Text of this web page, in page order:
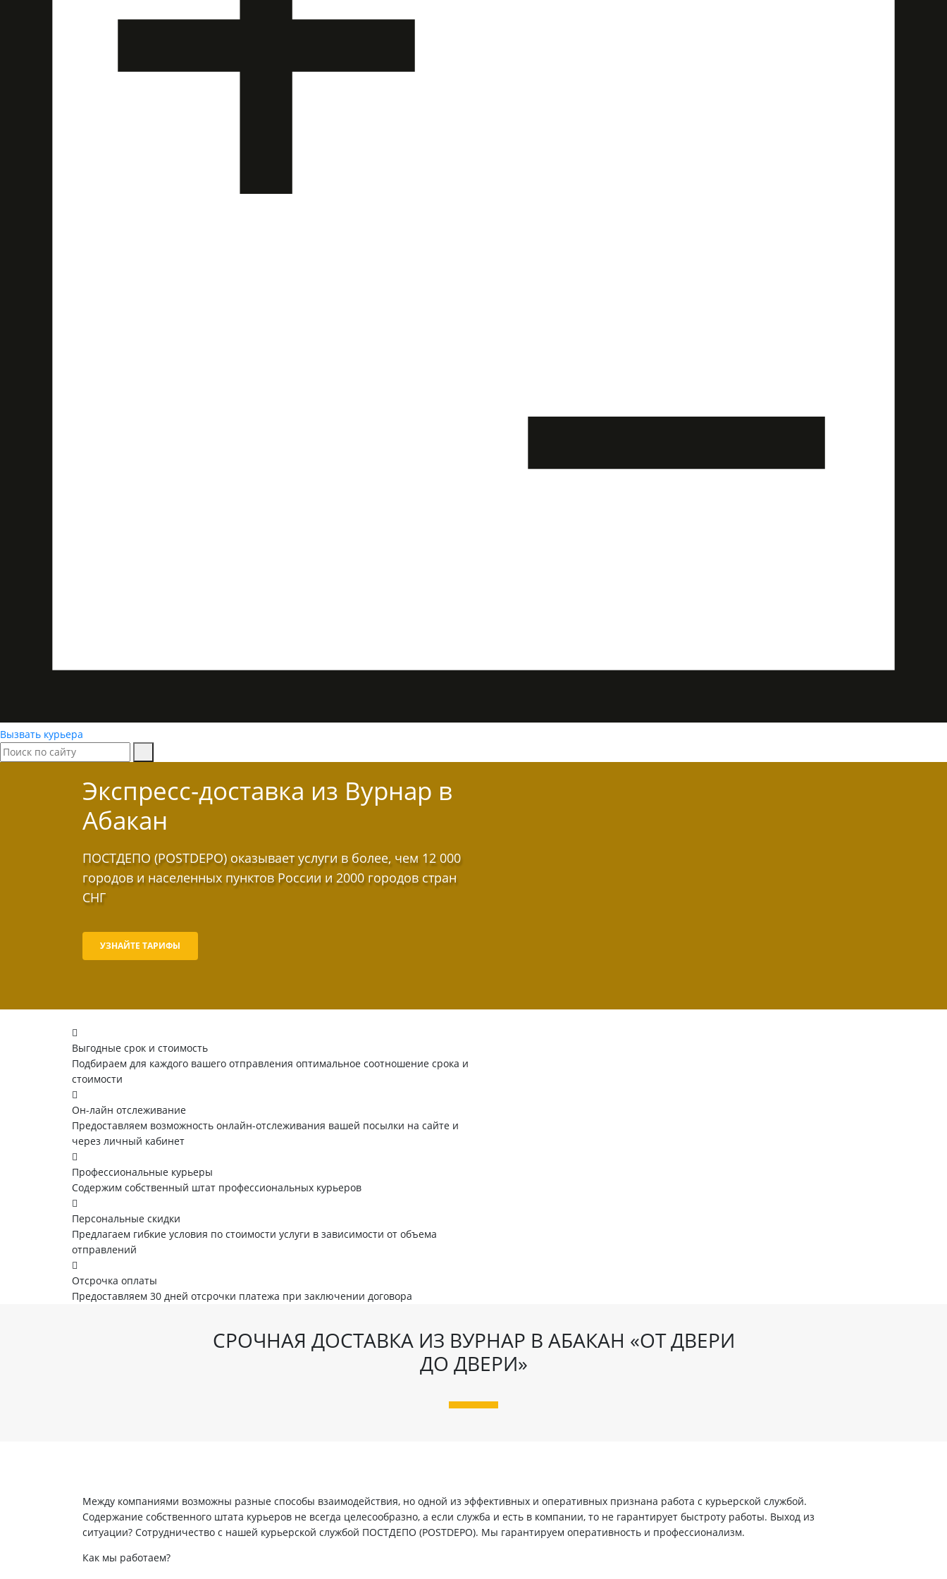
Вызвать курьера
Экспресс-доставка из Вурнар в
Абакан
ПОСТДЕПО (POSTDEPO) оказывает услуги в более, чем 12 000
городов и населенных пунктов России и 2000 городов стран
СНГ
УЗНАЙТЕ ТАРИФЫ
Выгодные срок и стоимость
Подбираем для каждого вашего отправления оптимальное соотношение срока и
стоимости
Он-лайн отслеживание
Предоставляем возможность онлайн-отслеживания вашей посылки на сайте и
через личный кабинет
Профессиональные курьеры
Содержим собственный штат профессиональных курьеров
Персональные скидки
Предлагаем гибкие условия по стоимости услуги в зависимости от объема
отправлений
Отсрочка оплаты
Предоставляем 30 дней отсрочки платежа при заключении договора
СРОЧНАЯ ДОСТАВКА ИЗ ВУРНАР В АБАКАН «ОТ ДВЕРИ
ДО ДВЕРИ»
Между компаниями возможны разные способы взаимодействия, но одной из эффективных и оперативных признана работа с курьерской службой.
Содержание собственного штата курьеров не всегда целесообразно, а если служба и есть в компании, то не гарантирует быстроту работы. Выход из
ситуации? Сотрудничество с нашей курьерской службой ПОСТДЕПО (POSTDEPO). Мы гарантируем оперативность и профессионализм.
Как мы работаем?